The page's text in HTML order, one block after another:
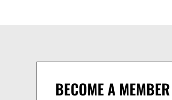
BECOME A MEMBER